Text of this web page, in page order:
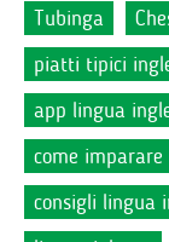
Tubinga
piatti tipici
app lingua
come
consigli lingua